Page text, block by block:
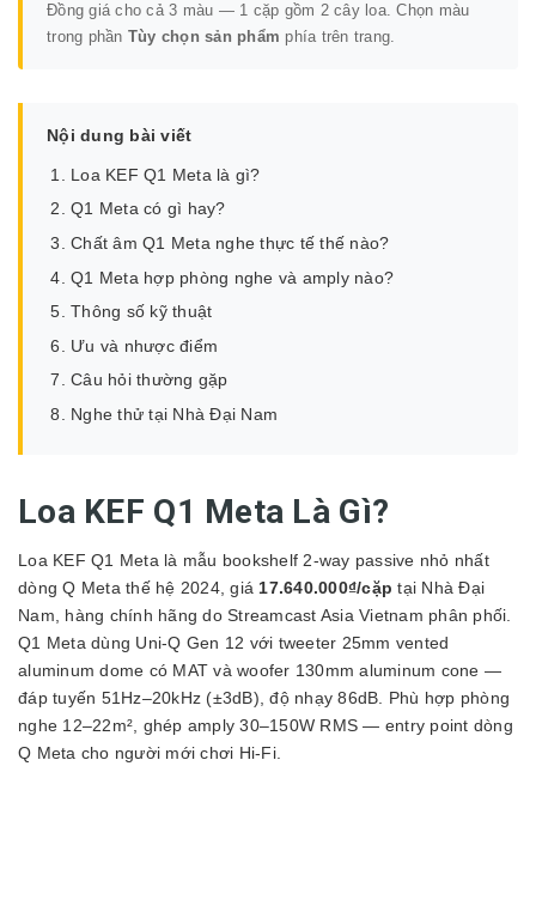
Đồng giá cho cả 3 màu — 1 cặp gồm 2 cây loa. Chọn màu
trong phần Tùy chọn sản phẩm phía trên trang.
Nội dung bài viết
Loa KEF Q1 Meta là gì?
Q1 Meta có gì hay?
Chất âm Q1 Meta nghe thực tế thế nào?
Q1 Meta hợp phòng nghe và amply nào?
Thông số kỹ thuật
Ưu và nhược điểm
Câu hỏi thường gặp
Nghe thử tại Nhà Đại Nam
Loa KEF Q1 Meta Là Gì?
Loa KEF Q1 Meta là mẫu bookshelf 2-way passive nhỏ nhất
dòng Q Meta thế hệ 2024, giá 17.640.000₫/cặp tại Nhà Đại
Nam, hàng chính hãng do Streamcast Asia Vietnam phân phối.
Q1 Meta dùng Uni-Q Gen 12 với tweeter 25mm vented
aluminum dome có MAT và woofer 130mm aluminum cone —
đáp tuyến 51Hz–20kHz (±3dB), độ nhạy 86dB. Phù hợp phòng
nghe 12–22m², ghép amply 30–150W RMS — entry point dòng
Q Meta cho người mới chơi Hi-Fi.